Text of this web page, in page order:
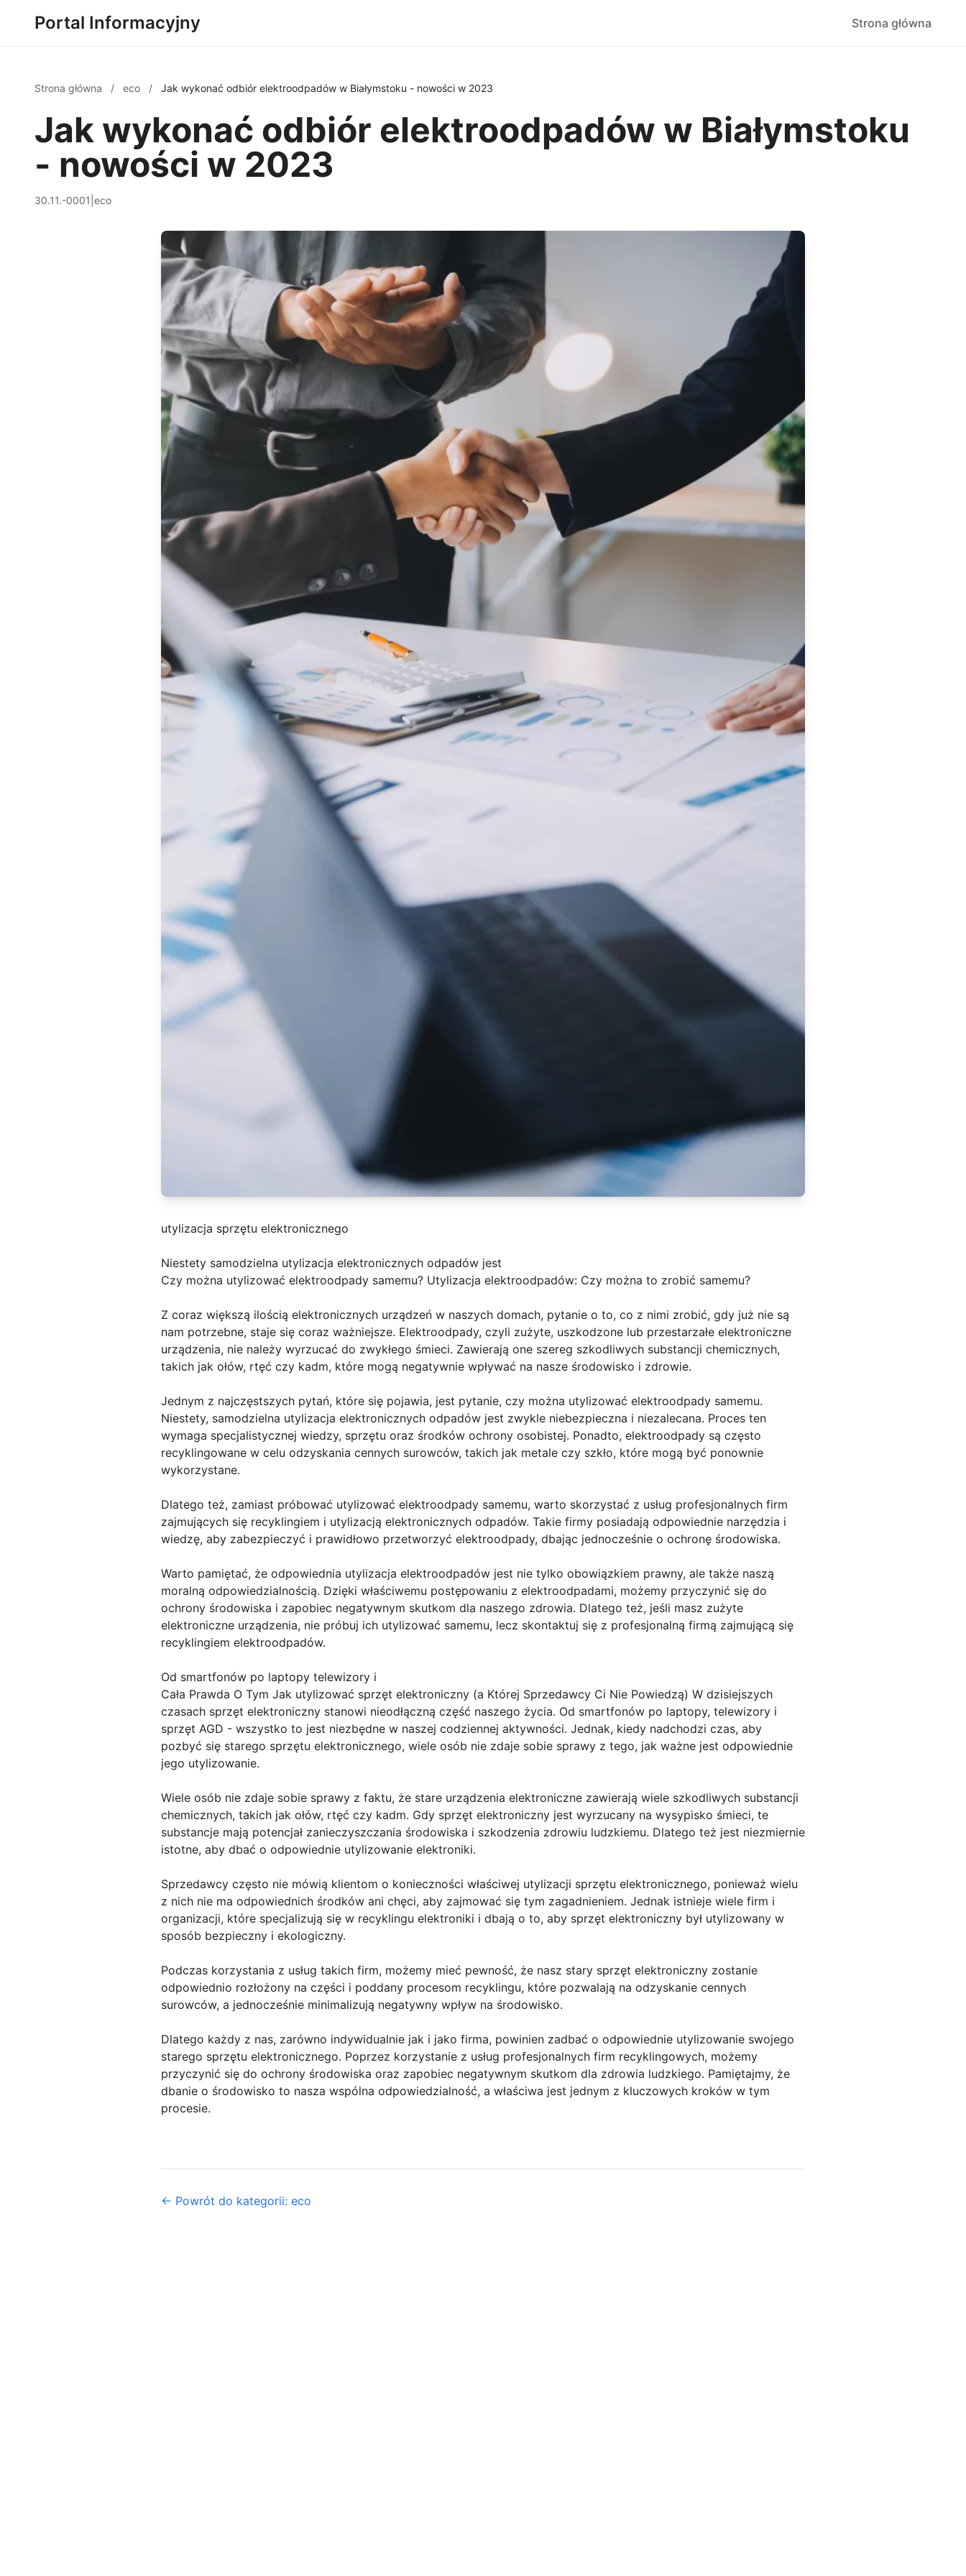
Portal Informacyjny Strona główna
Strona główna / eco / Jak wykonać odbiór elektroodpadów w Białymstoku - nowości w 2023
Jak wykonać odbiór elektroodpadów w Białymstoku
- nowości w 2023
30.11.-0001 eco
utylizacja sprzętu elektronicznego
Niestety samodzielna utylizacja elektronicznych odpadów jest
Czy można utylizować elektroodpady samemu? Utylizacja elektroodpadów: Czy można to zrobić samemu?
Z coraz większą ilością elektronicznych urządzeń w naszych domach, pytanie o to, co z nimi zrobić, gdy już nie są
nam potrzebne, staje się coraz ważniejsze. Elektroodpady, czyli zużyte, uszkodzone lub przestarzałe elektroniczne
urządzenia, nie należy wyrzucać do zwykłego śmieci. Zawierają one szereg szkodliwych substancji chemicznych,
takich jak ołów, rtęć czy kadm, które mogą negatywnie wpływać na nasze środowisko i zdrowie.
Jednym z najczęstszych pytań, które się pojawia, jest pytanie, czy można utylizować elektroodpady samemu.
Niestety, samodzielna utylizacja elektronicznych odpadów jest zwykle niebezpieczna i niezalecana. Proces ten
wymaga specjalistycznej wiedzy, sprzętu oraz środków ochrony osobistej. Ponadto, elektroodpady są często
recyklingowane w celu odzyskania cennych surowców, takich jak metale czy szkło, które mogą być ponownie
wykorzystane.
Dlatego też, zamiast próbować utylizować elektroodpady samemu, warto skorzystać z usług profesjonalnych firm
zajmujących się recyklingiem i utylizacją elektronicznych odpadów. Takie firmy posiadają odpowiednie narzędzia i
wiedzę, aby zabezpieczyć i prawidłowo przetworzyć elektroodpady, dbając jednocześnie o ochronę środowiska.
Warto pamiętać, że odpowiednia utylizacja elektroodpadów jest nie tylko obowiązkiem prawny, ale także naszą
moralną odpowiedzialnością. Dzięki właściwemu postępowaniu z elektroodpadami, możemy przyczynić się do
ochrony środowiska i zapobiec negatywnym skutkom dla naszego zdrowia. Dlatego też, jeśli masz zużyte
elektroniczne urządzenia, nie próbuj ich utylizować samemu, lecz skontaktuj się z profesjonalną firmą zajmującą się
recyklingiem elektroodpadów.
Od smartfonów po laptopy telewizory i
Cała Prawda O Tym Jak utylizować sprzęt elektroniczny (a Której Sprzedawcy Ci Nie Powiedzą) W dzisiejszych
czasach sprzęt elektroniczny stanowi nieodłączną część naszego życia. Od smartfonów po laptopy, telewizory i
sprzęt AGD - wszystko to jest niezbędne w naszej codziennej aktywności. Jednak, kiedy nadchodzi czas, aby
pozbyć się starego sprzętu elektronicznego, wiele osób nie zdaje sobie sprawy z tego, jak ważne jest odpowiednie
jego utylizowanie.
Wiele osób nie zdaje sobie sprawy z faktu, że stare urządzenia elektroniczne zawierają wiele szkodliwych substancji
chemicznych, takich jak ołów, rtęć czy kadm. Gdy sprzęt elektroniczny jest wyrzucany na wysypisko śmieci, te
substancje mają potencjał zanieczyszczania środowiska i szkodzenia zdrowiu ludzkiemu. Dlatego też jest niezmiernie
istotne, aby dbać o odpowiednie utylizowanie elektroniki.
Sprzedawcy często nie mówią klientom o konieczności właściwej utylizacji sprzętu elektronicznego, ponieważ wielu
z nich nie ma odpowiednich środków ani chęci, aby zajmować się tym zagadnieniem. Jednak istnieje wiele firm i
organizacji, które specjalizują się w recyklingu elektroniki i dbają o to, aby sprzęt elektroniczny był utylizowany w
sposób bezpieczny i ekologiczny.
Podczas korzystania z usług takich firm, możemy mieć pewność, że nasz stary sprzęt elektroniczny zostanie
odpowiednio rozłożony na części i poddany procesom recyklingu, które pozwalają na odzyskanie cennych
surowców, a jednocześnie minimalizują negatywny wpływ na środowisko.
Dlatego każdy z nas, zarówno indywidualnie jak i jako firma, powinien zadbać o odpowiednie utylizowanie swojego
starego sprzętu elektronicznego. Poprzez korzystanie z usług profesjonalnych firm recyklingowych, możemy
przyczynić się do ochrony środowiska oraz zapobiec negatywnym skutkom dla zdrowia ludzkiego. Pamiętajmy, że
dbanie o środowisko to nasza wspólna odpowiedzialność, a właściwa jest jednym z kluczowych kroków w tym
procesie.
← Powrót do kategorii: eco